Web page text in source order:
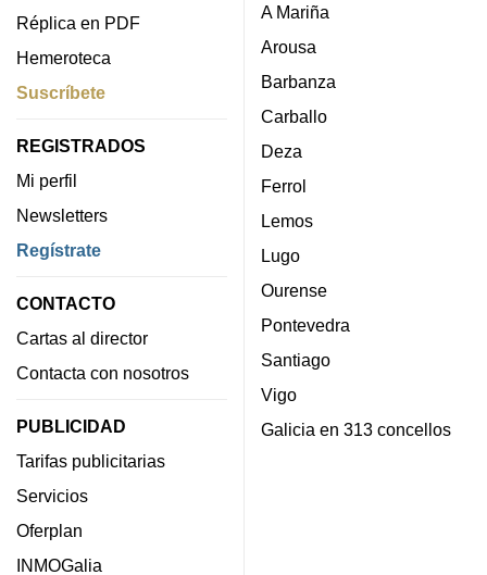
Réplica en PDF
Hemeroteca
Suscríbete
REGISTRADOS
Mi perfil
Newsletters
Regístrate
CONTACTO
Cartas al director
Contacta con nosotros
PUBLICIDAD
Tarifas publicitarias
Servicios
Oferplan
INMOGalia
A Mariña
Arousa
Barbanza
Carballo
Deza
Ferrol
Lemos
Lugo
Ourense
Pontevedra
Santiago
Vigo
Galicia en 313 concellos